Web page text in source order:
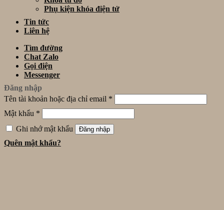
Phụ kiện khóa điện tử
Tin tức
Liên hệ
Tìm đường
Chat Zalo
Gọi điện
Messenger
Đăng nhập
Tên tài khoản hoặc địa chỉ email *
Mật khẩu *
Ghi nhớ mật khẩu
Đăng nhập
Quên mật khẩu?